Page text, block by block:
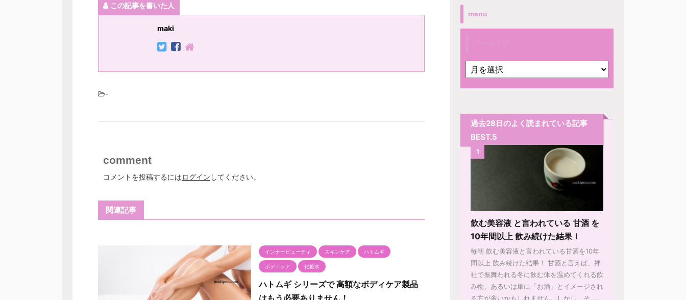
この記事を書いた人
maki
-
comment
コメントを投稿するにはログイン してください。
関連記事
インナービューティ スキンケア ハトムギ
ボディケア 化粧水
ハトムギ シリーズで 高額なボディケア製品
はもう必要ありません！
menu
過去28日のよく読まれている記事
BEST.5
1
飲む美容液 と言われている 甘酒 を
10年間以上 飲み続けた結果！
毎朝 飲む美容液と言われている甘酒を10年
間以上 飲み続けた結果！ 甘酒と言えば、神
社で振舞われる冬に飲む体を温めてくれる飲
み物、あるいは単に「お酒」とイメージされ
る方が多いかもしれません。しかし、そ ...